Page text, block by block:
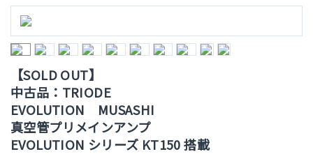
【SOLD OUT】
中古品：TRIODE
EVOLUTION MUSASHI
真空管プリメインアンプ
EVOLUTION シリーズ KT150 搭載